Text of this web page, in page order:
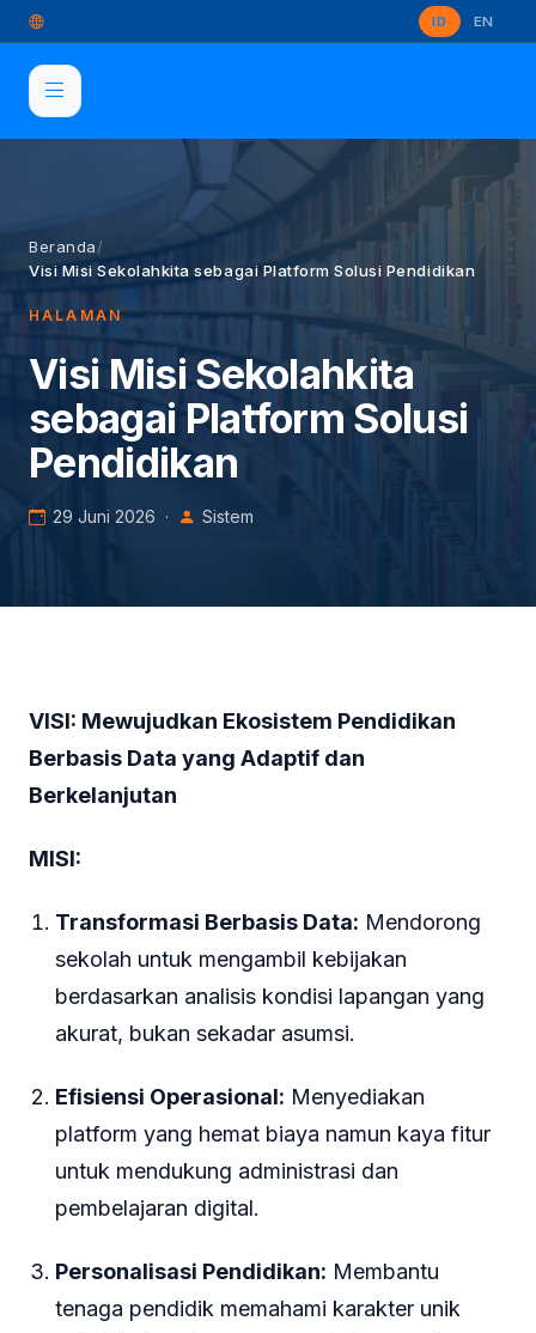
ID EN
Beranda/
Visi Misi Sekolahkita sebagai Platform Solusi Pendidikan
HALAMAN
Visi Misi Sekolahkita
sebagai Platform Solusi
Pendidikan
29 Juni 2026 · Sistem
VISI: Mewujudkan Ekosistem Pendidikan
Berbasis Data yang Adaptif dan
Berkelanjutan
MISI:
Transformasi Berbasis Data: Mendorong
sekolah untuk mengambil kebijakan
berdasarkan analisis kondisi lapangan yang
akurat, bukan sekadar asumsi.
Efisiensi Operasional: Menyediakan
platform yang hemat biaya namun kaya fitur
untuk mendukung administrasi dan
pembelajaran digital.
Personalisasi Pendidikan: Membantu
tenaga pendidik memahami karakter unik